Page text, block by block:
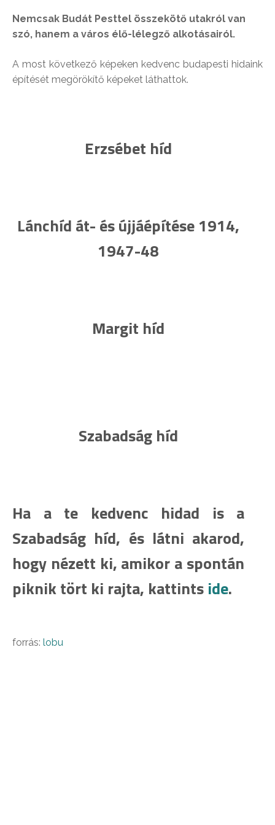
Nemcsak Budát Pesttel összekötő utakról van
szó, hanem a város élő-lélegző alkotásairól.
A most következő képeken kedvenc budapesti hidaink
építését megörökítő képeket láthattok.
Erzsébet híd
Lánchíd át- és újjáépítése 1914,
1947-48
Margit híd
Szabadság híd
Ha a te kedvenc hidad is a
Szabadság híd, és látni akarod,
hogy nézett ki, amikor a spontán
piknik tört ki rajta, kattints ide.
forrás: lobu